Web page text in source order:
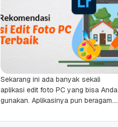
Sekarang ini ada banyak sekali
aplikasi edit foto PC yang bisa Anda
gunakan. Aplikasinya pun beragam.
yang ringan sampai...